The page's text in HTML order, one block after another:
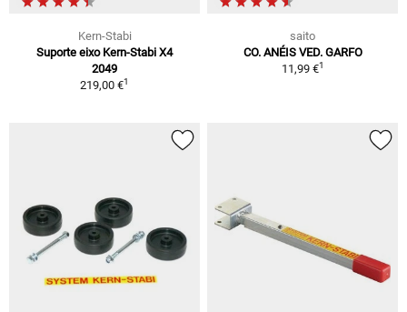
Kern-Stabi
Suporte eixo Kern-Stabi X4
2049
219,00 €1
saito
CO. ANÉIS VED. GARFO
11,99 €1